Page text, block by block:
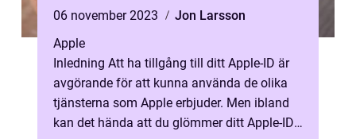
06 november 2023
Jon Larsson
Apple
Inledning Att ha tillgång till ditt Apple-ID är
avgörande för att kunna använda de olika
tjänsterna som Apple erbjuder. Men ibland
kan det hända att du glömmer ditt Apple-ID